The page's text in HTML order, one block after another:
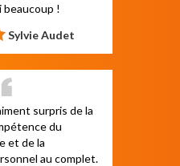
beaucoup !
Sylvie Audet
surpris de la
du
et de la
au complet.